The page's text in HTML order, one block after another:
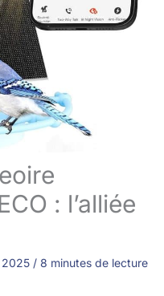
: l’alliée
2025 / 8 minutes de lecture